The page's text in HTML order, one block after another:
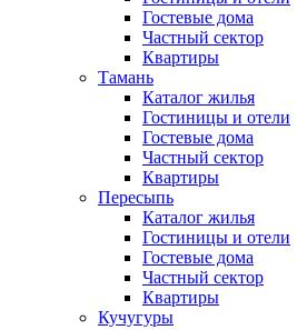
Гостевые дома
Частный сектор
Квартиры
Тамань
Каталог жилья
Гостиницы и отели
Гостевые дома
Частный сектор
Квартиры
Пересыпь
Каталог жилья
Гостиницы и отели
Гостевые дома
Частный сектор
Квартиры
Кучугуры